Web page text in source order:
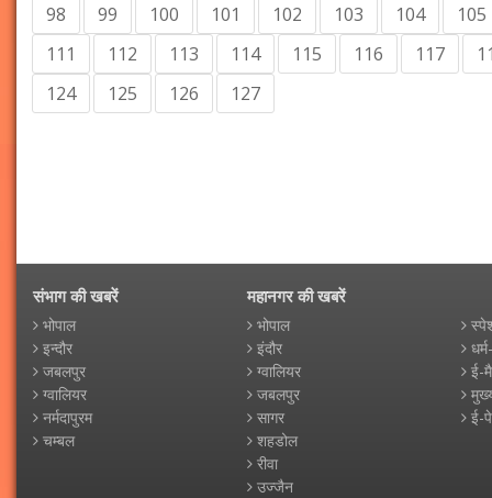
98
99 100 101 102 103 104
105
111
112 113 114 115 116 117
124
125 126 127
संभाग की खबरें
भोपाल
इन्दौर
जबलपुर
ग्वालियर
नर्मदापुरम
चम्बल
महानगर की खबरें
भोपाल
इंदौर
ग्वालियर
जबलपुर
सागर
शहडोल
रीवा
उज्जैन
ई-
ई-